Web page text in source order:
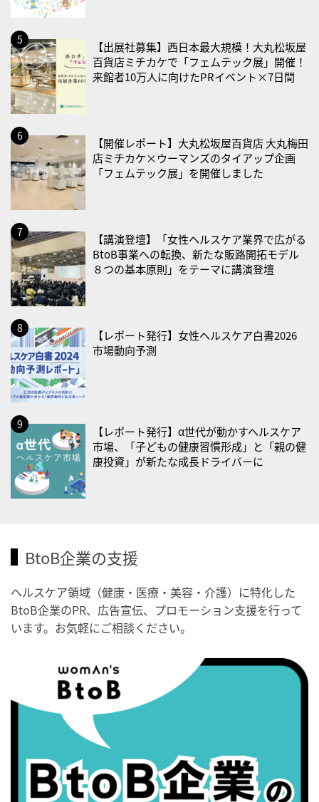
2026/08/23(日)
・不眠の日
・乳酸菌の日
2026/08/25(火)
・いたわり肌の日
2026/08/26(水)
・風呂の日
2026/08/29(土)
・筋肉強化の日
2026/08/30(日)
・ＥＰＡの日
2026/08/31(月)
・菜の日
・血管内破砕術（IVL）の日
2026/09/01(火)
・がん征圧月間
・世界アルツハイマー月間
・健康増進普及月間
・歯ヂカラ探究月間
・職場の健康診断実施強化月間
・大腸がん検診の日
・防災の日
・世界アルツハイマー月間
・健康増進普及月間
・歯ヂカラ探究月間
・職場の健康診断実施強化月間
2026/09/03(木)
・世界アルツハイマー月間
・健康増進普及月間
・歯ヂカラ探究月間
・職場の健康診断実施強化月間
・秋の睡眠の日
2026/09/04(金)
【出展社募集】西日本最大規模！大丸松坂屋
百貨店ミチカケで「フェムテック展」開催！
来館者10万人に向けたPRイベント×7日間
【開催レポート】大丸松坂屋百貨店 大丸梅田
店ミチカケ×ウーマンズのタイアップ企画
「フェムテック展」を開催しました
【講演登壇】「女性ヘルスケア業界で広がる
BtoB事業への転換、新たな販路開拓モデル
８つの基本原則」をテーマに講演登壇
【レポート発行】女性ヘルスケア白書2026
市場動向予測
【レポート発行】α世代が動かすヘルスケア
市場、「子どもの健康習慣形成」と「親の健
康投資」が新たな成長ドライバーに
BtoB企業の支援
ヘルスケア領域（健康・医療・美容・介護）に特化した
BtoB企業のPR、広告宣伝、プロモーション支援を行って
います。お気軽にご相談ください。